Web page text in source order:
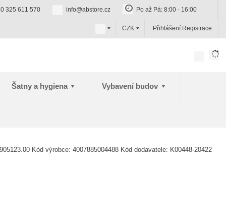
325 611 570 info@abstore.cz Po až Pá: 8:00 - 16:00
c
z
CZK Přihlášení Registrace
Šatny a hygiena Vybavení budov
905123.00 Kód výrobce:4007885004488 Kód dodavatele: K00448-20422